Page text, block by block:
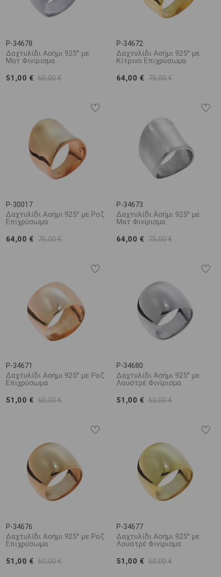
P-34678
Δαχτυλίδι Ασήμι 925° με
Ματ Φινίρισμα
51,00 € 60,00 €
P-34672
Δαχτυλίδι Ασήμι 925° με
Κίτρινο Επιχρύσωμα
64,00 € 75,00 €
P-30017
Δαχτυλίδι Ασήμι 925° με Ροζ
Επιχρύσωμα
64,00 € 75,00 €
P-34673
Δαχτυλίδι Ασήμι 925° με
Ματ Φινίρισμα
64,00 € 75,00 €
P-34671
Δαχτυλίδι Ασήμι 925° με Ροζ
Επιχρύσωμα
51,00 € 60,00 €
P-34680
Δαχτυλίδι Ασήμι 925° με
Λουστρέ Φινίρισμα
51,00 € 60,00 €
P-34676
Δαχτυλίδι Ασήμι 925° με Ροζ
Επιχρύσωμα
51,00 € 60,00 €
P-34677
Δαχτυλίδι Ασήμι 925° με
Λουστρέ Φινίρισμα
51,00 € 60,00 €